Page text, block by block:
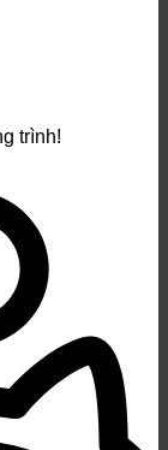
trình!